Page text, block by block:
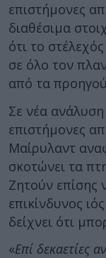
επιστήμονες
διαθέσιμα
ότι το
σε όλο τον
από τα
Σε νέα
επιστήμονες
Μαίρυλαντ
σκοτώνει τα
Ζητούν επίσης
επικίνδυνος
δείχνει ότι
«Επί δεκαετίες